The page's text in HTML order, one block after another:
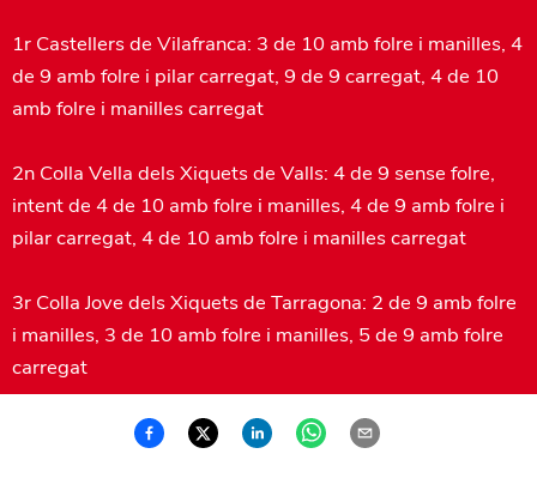
1r Castellers de Vilafranca: 3 de 10 amb folre i manilles, 4
de 9 amb folre i pilar carregat, 9 de 9 carregat, 4 de 10
amb folre i manilles carregat
2n Colla Vella dels Xiquets de Valls: 4 de 9 sense folre,
intent de 4 de 10 amb folre i manilles, 4 de 9 amb folre i
pilar carregat, 4 de 10 amb folre i manilles carregat
3r Colla Jove dels Xiquets de Tarragona: 2 de 9 amb folre
i manilles, 3 de 10 amb folre i manilles, 5 de 9 amb folre
carregat